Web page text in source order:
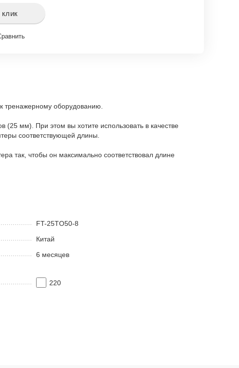
клик
тренажерному оборудованию.
мм). При этом вы хотите использовать в качестве
соответствующей длины.
так, чтобы он максимально соответствовал длине
FT-25TO50-8
Китай
6 месяцев
220